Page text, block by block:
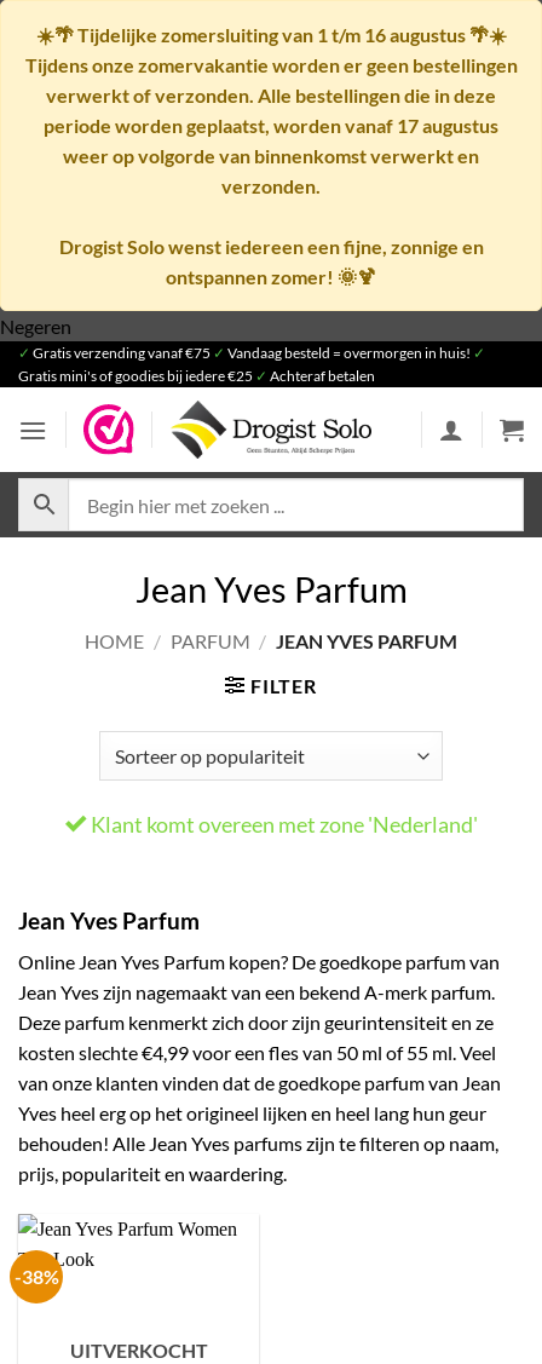
☀️🌴Tijdelijke zomersluiting van 1 t/m 16 augustus🌴☀️
Tijdens onze zomervakantie worden er geen bestellingen
verwerkt of verzonden. Alle bestellingen die in deze
periode worden geplaatst, worden vanaf 17 augustus
weer op volgorde van binnenkomst verwerkt en
verzonden.
Drogist Solo wenst iedereen een fijne, zonnige en
ontspannen zomer! 🌞🍹
Negeren
naar
inhoud
✓ Gratis verzending vanaf €75 ✓ Vandaag besteld = overmorgen in huis! ✓
Gratis mini's of goodies bij iedere €25 ✓ Achteraf betalen
Jean Yves Parfum
HOME / PARFUM / JEAN YVES PARFUM
FILTER
Klant komt overeen met zone 'Nederland'
Jean Yves Parfum
Online Jean Yves Parfum kopen? De goedkope parfum van
Jean Yves zijn nagemaakt van een bekend A-merk parfum.
Deze parfum kenmerkt zich door zijn geurintensiteit en ze
kosten slechte €4,99 voor een fles van 50 ml of 55 ml. Veel
van onze klanten vinden dat de goedkope parfum van Jean
Yves heel erg op het origineel lijken en heel lang hun geur
behouden! Alle Jean Yves parfums zijn te filteren op naam,
prijs, populariteit en waardering.
-38%
UITVERKOCHT